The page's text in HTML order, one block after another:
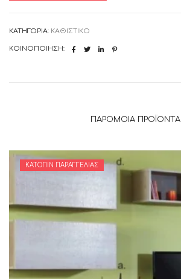
ΚΑΤΗΓΟΡΊΑ: ΚΑΘΙΣΤΙΚΟ
ΚΟΙΝΟΠΟΊΗΣΗ:
ΠΑΡΌΜΟΙΑ ΠΡΟΪΌΝΤΑ
ΚΑΤΌΠΙΝ ΠΑΡΑΓΓΕΛΊΑΣ